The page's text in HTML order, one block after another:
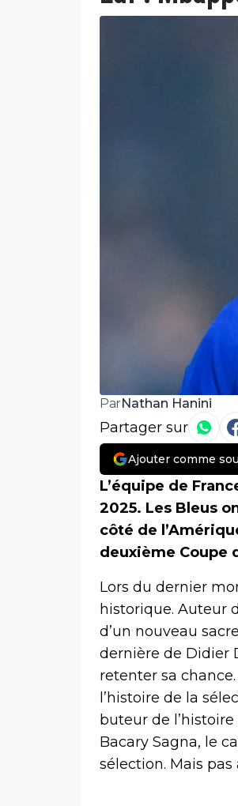
ParNathan Hanini
Partager sur
Ajouter comme
L’équipe de
2025. Les Bleus
côté de
deuxième Coupe
Lors du dernier
historique. Auteur
d’un nouveau
dernière de Didier
retenter sa
l’histoire de la
buteur de l’histoire
Bacary Sagna, le
sélection. Mais